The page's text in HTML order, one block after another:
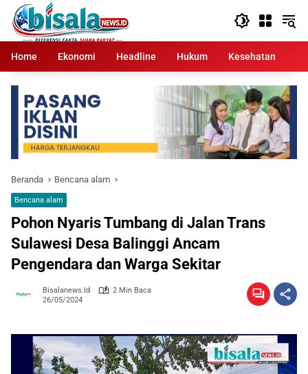
Langsung
konten
Home
Ekonomi Headline Hukum Kesehatan
Beranda Bencana alam
Bencana alam
Pohon Nyaris Tumbang di Jalan Trans
Sulawesi Desa Balinggi Ancam
Pengendara dan Warga Sekitar
Bisalanews.id
2 Min Baca
26/05/2024